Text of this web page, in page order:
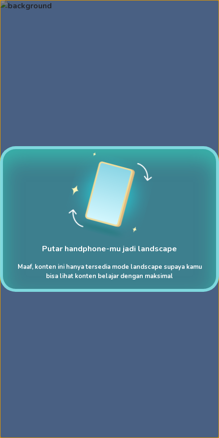
Putar handphone-mu jadi landscape
Maaf, konten ini hanya tersedia mode landscape supaya kamu
bisa lihat konten belajar dengan maksimal